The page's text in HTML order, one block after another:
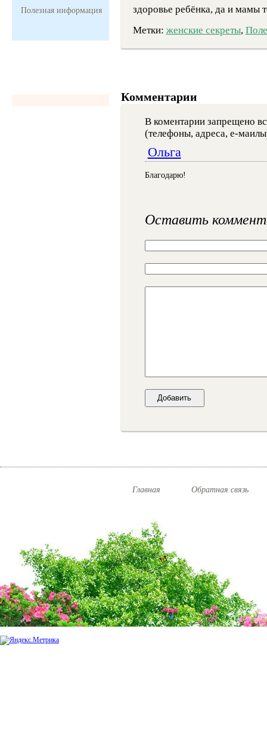
Полезная информация
здоровье ребёнка, да и мамы
Метки: женские секреты,
Комментарии
В коментарии запрещено
(телефоны, адреса, е-
Ольга
Благодарю!
Оставить
Главная Обратная связь